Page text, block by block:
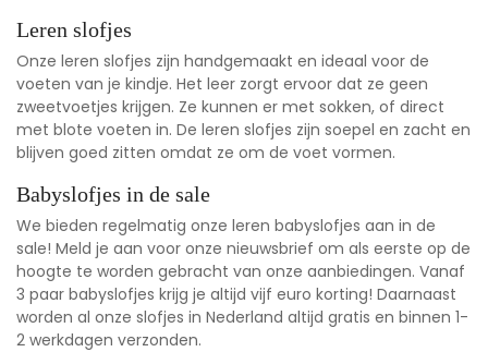
Leren slofjes
Onze leren slofjes zijn handgemaakt en ideaal voor de
voeten van je kindje. Het leer zorgt ervoor dat ze geen
zweetvoetjes krijgen. Ze kunnen er met sokken, of direct
met blote voeten in. De leren slofjes zijn soepel en zacht en
blijven goed zitten omdat ze om de voet vormen.
Babyslofjes in de sale
We bieden regelmatig onze leren babyslofjes aan in de
sale! Meld je aan voor onze nieuwsbrief om als eerste op de
hoogte te worden gebracht van onze aanbiedingen. Vanaf
3 paar babyslofjes krijg je altijd vijf euro korting! Daarnaast
worden al onze slofjes in Nederland altijd gratis en binnen 1-
2 werkdagen verzonden.